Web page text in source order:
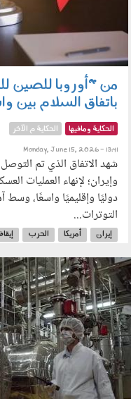
من "أوروبا للصين
باتفاق السلام
الحكاية ومافيها الحكاية م الآخر
Monday, June 15, 2026 - 13:41
شهد الاتفاق الذي تم التوصل
وإيران؛ لإنهاء العمليات
دوليًا وإقليميًا واسعًا،
التوترات...
إيران أمريكا الحرب
130601.jpg